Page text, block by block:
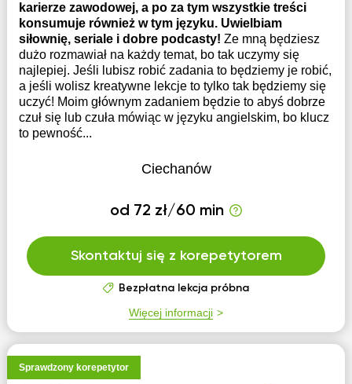
karierze zawodowej, a po za tym wszystkie treści
konsumuje również w tym języku. Uwielbiam
siłownię, seriale i dobre podcasty! Ze mną będziesz
dużo rozmawiał na każdy temat, bo tak uczymy się
najlepiej. Jeśli lubisz robić zadania to będziemy je robić,
a jeśli wolisz kreatywne lekcje to tylko tak będziemy się
uczyć! Moim głównym zadaniem będzie to abyś dobrze
czuł się lub czuła mówiąc w języku angielskim, bo klucz
to pewność...
Ciechanów
od 72 zł/60 min
Skontaktuj się z korepetytorem
Bezpłatna lekcja próbna
Więcej informacji
Sprawdzony korepetytor